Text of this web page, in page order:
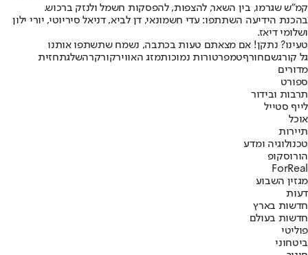
קמ"ש שגרמו, בין השאר, להצפות, להפסקות חשמל ולנזק ברכוש.
בהכנת הידיעה השתתפו: עדי חשמונאי, דן לביא, דניאל סיריוטי, יורי ילון
ושלומי דיאז.
טעינו? נתקן! אם מצאתם טעות בכתבה, נשמח שתשתפו אותנו
גל קורגשםחורףטמפרטורות נמוכותמזג האווירקורקרהשלגתחזית
מדורים
ספורט
תרבות ובידור
לייף סטייל
אוכל
תיירות
טכנולוגיה ומדע
הורוסקופ
ForReal
מגזין השבוע
דעות
חדשות בארץ
חדשות בעולם
פוליטי
ביטחוני